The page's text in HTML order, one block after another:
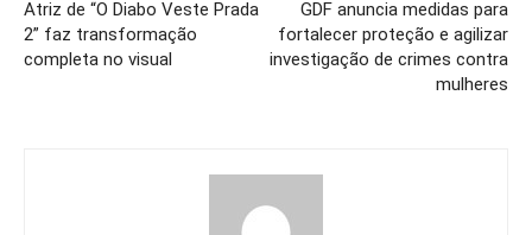
Atriz de “O Diabo Veste Prada
2” faz transformação
completa no visual
GDF anuncia medidas para
fortalecer proteção e agilizar
investigação de crimes contra
mulheres